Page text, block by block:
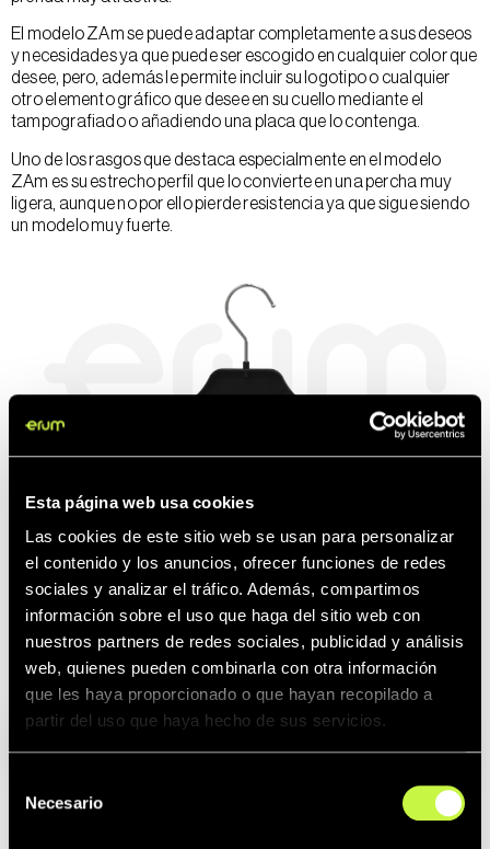
Esta página web usa cookies
Las cookies de este sitio web se usan para personalizar
el contenido y los anuncios, ofrecer funciones de redes
sociales y analizar el tráfico. Además, compartimos
información sobre el uso que haga del sitio web con
nuestros partners de redes sociales, publicidad y análisis
web, quienes pueden combinarla con otra información
que les haya proporcionado o que hayan recopilado a
partir del uso que haya hecho de sus servicios.
Necesario
El modelo ZAm se puede adaptar completamente a sus deseos
y necesidades ya que puede ser escogido en cualquier color que
desee, pero, además le permite incluir su logotipo o cualquier
otro elemento gráfico que desee en su cuello mediante el
tampografiado o añadiendo una placa que lo contenga.
Uno de los rasgos que destaca especialmente en el modelo
ZAm es su estrecho perfil que lo convierte en una percha muy
ligera, aunque no por ello pierde resistencia ya que sigue siendo
un modelo muy fuerte.
© Imagen protegida mediante marca de agua para preservar la
Artículos
relacionados:
Classic
Line